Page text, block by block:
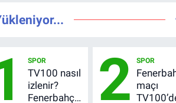
SPOR
TV100 nasıl
izlenir?
Fenerbahçe-
2 SPOR
maçı